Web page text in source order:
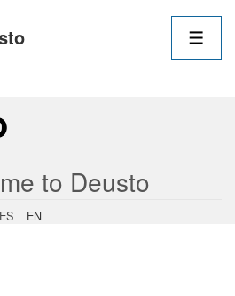
principal
to Deusto
ES EN